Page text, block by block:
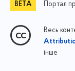
Портал
Весь
інше